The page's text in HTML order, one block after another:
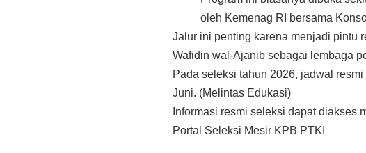
oleh Kemenag RI bersama
Jalur ini penting karena menjadi pintu
Wafidin wal-Ajanib sebagai lembaga
Pada seleksi tahun 2026, jadwal
Juni. (Melintas Edukasi)
Informasi resmi seleksi dapat diakses
Portal Seleksi Mesir KPB PTKI